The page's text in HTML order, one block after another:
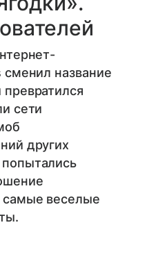
название
сети
других
самые веселые